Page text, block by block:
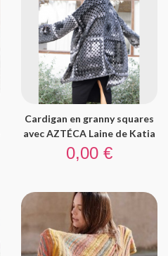
Cardigan en granny squares
avec AZTÉCA Laine de Katia
Prix
0,00 €